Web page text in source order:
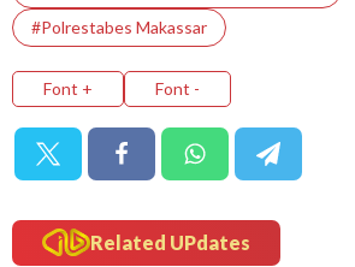
#Polrestabes Makassar
Font + Font -
Related UPdates